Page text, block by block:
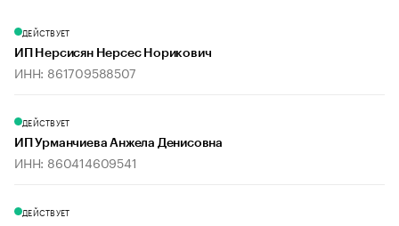
ДЕЙСТВУЕТ
ИП Нерсисян Нерсес Норикович
ИНН: 861709588507
ДЕЙСТВУЕТ
ИП Урманчиева Анжела Денисовна
ИНН: 860414609541
ДЕЙСТВУЕТ